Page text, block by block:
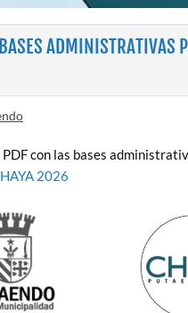
con las bases
2026